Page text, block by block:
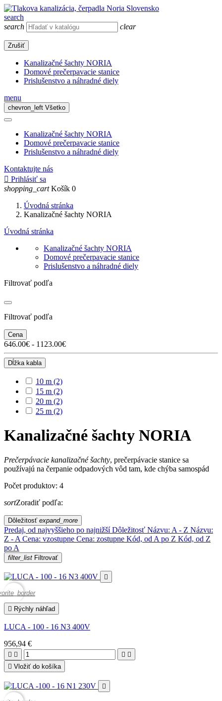
search
search
clear
Zrušiť
Kanalizačné šachty NORIA
Domové prečerpavacie stanice
Prislušenstvo a náhradné diely
menu
chevron_left Všetko
Kanalizačné šachty NORIA
Domové prečerpavacie stanice
Prislušenstvo a náhradné diely
Kontaktujte nás
 Prihlásiť sa
shopping_cart Košík 0
Úvodná stránka
Kanalizačné šachty NORIA
Úvodná stránka
Kanalizačné šachty NORIA
Domové prečerpavacie stanice
Prislušenstvo a náhradné diely
Filtrovať podľa
Filtrovať podľa
Cena
646.00€ - 1123.00€
Dĺžka kabla
10 m (2)
15 m (2)
20 m (2)
25 m (2)
Kanalizačné šachty NORIA
Prečerpávacie kanalizačné šachty, prečerpávacie stanice sa
používajú na čerpanie odpadových vôd tam, kde chýba samospád
Počet produktov: 4
sortZoradiť podľa:
Dôležitosť expand_more
Predaj, od najvyššieho po najnižšíDôležitosť Názvu: A - Z Názvu:
Z - A Cena: vzostupne Cena: zostupne Kód, od A po Z Kód, od Z
po A
filter_list Filtrovať

 Rýchly náhľad
LUCA - 100 - 16 N3 400V
956,94 €
   
 Vložiť do košíka
